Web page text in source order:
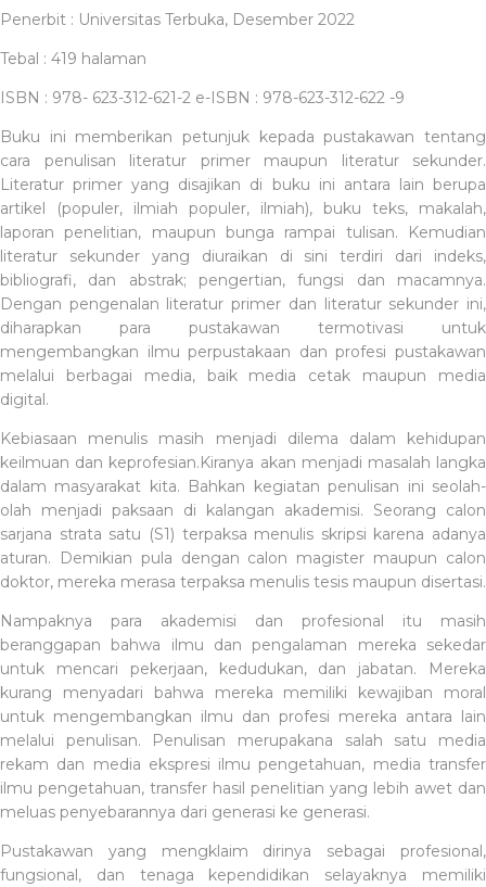
Penerbit : Universitas Terbuka, Desember 2022
Tebal : 419 halaman
ISBN : 978- 623-312-621-2 e-ISBN : 978-623-312-622 -9
Buku ini memberikan petunjuk kepada pustakawan tentang
cara penulisan literatur primer maupun literatur sekunder.
Literatur primer yang disajikan di buku ini antara lain berupa
artikel (populer, ilmiah populer, ilmiah), buku teks, makalah,
laporan penelitian, maupun bunga rampai tulisan. Kemudian
literatur sekunder yang diuraikan di sini terdiri dari indeks,
bibliografi, dan abstrak; pengertian, fungsi dan macamnya.
Dengan pengenalan literatur primer dan literatur sekunder ini,
diharapkan para pustakawan termotivasi untuk
mengembangkan ilmu perpustakaan dan profesi pustakawan
melalui berbagai media, baik media cetak maupun media
digital.
Kebiasaan menulis masih menjadi dilema dalam kehidupan
keilmuan dan keprofesian.Kiranya akan menjadi masalah langka
dalam masyarakat kita. Bahkan kegiatan penulisan ini seolah-
olah menjadi paksaan di kalangan akademisi. Seorang calon
sarjana strata satu (S1) terpaksa menulis skripsi karena adanya
aturan. Demikian pula dengan calon magister maupun calon
doktor, mereka merasa terpaksa menulis tesis maupun disertasi.
Nampaknya para akademisi dan profesional itu masih
beranggapan bahwa ilmu dan pengalaman mereka sekedar
untuk mencari pekerjaan, kedudukan, dan jabatan. Mereka
kurang menyadari bahwa mereka memiliki kewajiban moral
untuk mengembangkan ilmu dan profesi mereka antara lain
melalui penulisan. Penulisan merupakana salah satu media
rekam dan media ekspresi ilmu pengetahuan, media transfer
ilmu pengetahuan, transfer hasil penelitian yang lebih awet dan
meluas penyebarannya dari generasi ke generasi.
Pustakawan yang mengklaim dirinya sebagai profesional,
fungsional, dan tenaga kependidikan selayaknya memiliki